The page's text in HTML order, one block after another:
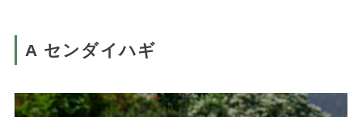
A センダイハギ